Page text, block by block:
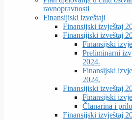
ravnopravnosti
Finansijiski izveštaji
Finansijski izvještaj
Finansijiski izveštaj
Finansijski
Preliminarni
2024.
Finansijski
2024.
Finansijiski izveštaj
Finansijski
Članarina i
Finansijski izvještaj